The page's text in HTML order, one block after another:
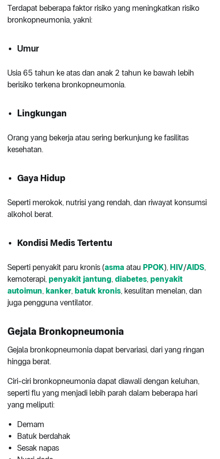
Terdapat beberapa faktor risiko yang meningkatkan risiko
bronkopneumonia, yakni:
Umur
Usia 65 tahun ke atas dan anak 2 tahun ke bawah lebih
berisiko terkena bronkopneumonia.
Lingkungan
Orang yang bekerja atau sering berkunjung ke fasilitas
kesehatan.
Gaya Hidup
Seperti merokok, nutrisi yang rendah, dan riwayat konsumsi
alkohol berat.
Kondisi Medis Tertentu
Seperti penyakit paru kronis (asma atau PPOK), HIV/AIDS,
kemoterapi, penyakit jantung, diabetes, penyakit
autoimun, kanker, batuk kronis, kesulitan menelan, dan
juga pengguna ventilator.
Gejala Bronkopneumonia
Gejala bronkopneumonia dapat bervariasi, dari yang ringan
hingga berat.
Ciri-ciri bronkopneumonia dapat diawali dengan keluhan,
seperti flu yang menjadi lebih parah dalam beberapa hari
yang meliputi:
Demam
Batuk berdahak
Sesak napas